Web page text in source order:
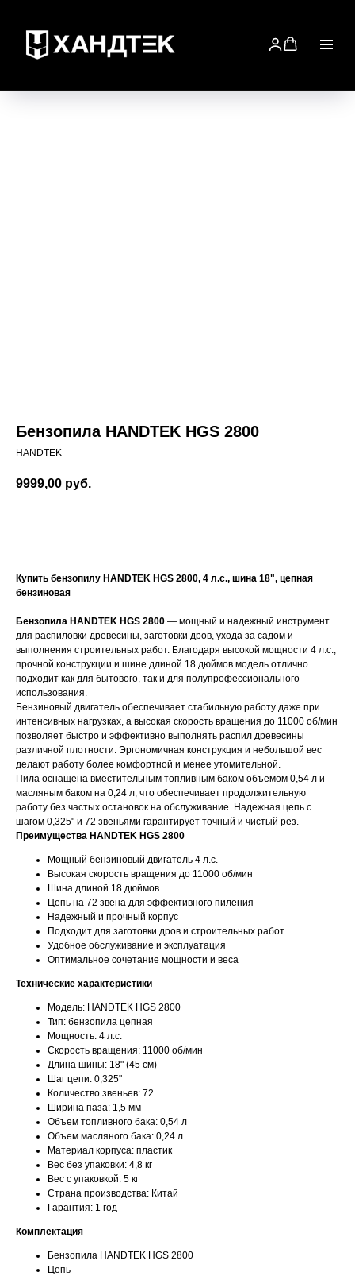
Бензопила HANDTEK HGS 2800
HANDTEK
9999,00 руб.
Купить бензопилу HANDTEK HGS 2800, 4 л.с., шина 18", цепная
бензиновая
Бензопила HANDTEK HGS 2800 — мощный и надежный инструмент
для распиловки древесины, заготовки дров, ухода за садом и
выполнения строительных работ. Благодаря высокой мощности 4 л.с.,
прочной конструкции и шине длиной 18 дюймов модель отлично
подходит как для бытового, так и для полупрофессионального
использования.
Бензиновый двигатель обеспечивает стабильную работу даже при
интенсивных нагрузках, а высокая скорость вращения до 11000 об/мин
позволяет быстро и эффективно выполнять распил древесины
различной плотности. Эргономичная конструкция и небольшой вес
делают работу более комфортной и менее утомительной.
Пила оснащена вместительным топливным баком объемом 0,54 л и
масляным баком на 0,24 л, что обеспечивает продолжительную
работу без частых остановок на обслуживание. Надежная цепь с
шагом 0,325" и 72 звеньями гарантирует точный и чистый рез.
Преимущества HANDTEK HGS 2800
Мощный бензиновый двигатель 4 л.с.
Высокая скорость вращения до 11000 об/мин
Шина длиной 18 дюймов
Цепь на 72 звена для эффективного пиления
Надежный и прочный корпус
Подходит для заготовки дров и строительных работ
Удобное обслуживание и эксплуатация
Оптимальное сочетание мощности и веса
Технические характеристики
Модель: HANDTEK HGS 2800
Тип: бензопила цепная
Мощность: 4 л.с.
Скорость вращения: 11000 об/мин
Длина шины: 18" (45 см)
Шаг цепи: 0,325"
Количество звеньев: 72
Ширина паза: 1,5 мм
Объем топливного бака: 0,54 л
Объем масляного бака: 0,24 л
Материал корпуса: пластик
Вес без упаковки: 4,8 кг
Вес с упаковкой: 5 кг
Страна производства: Китай
Гарантия: 1 год
Комплектация
Бензопила HANDTEK HGS 2800
Цепь